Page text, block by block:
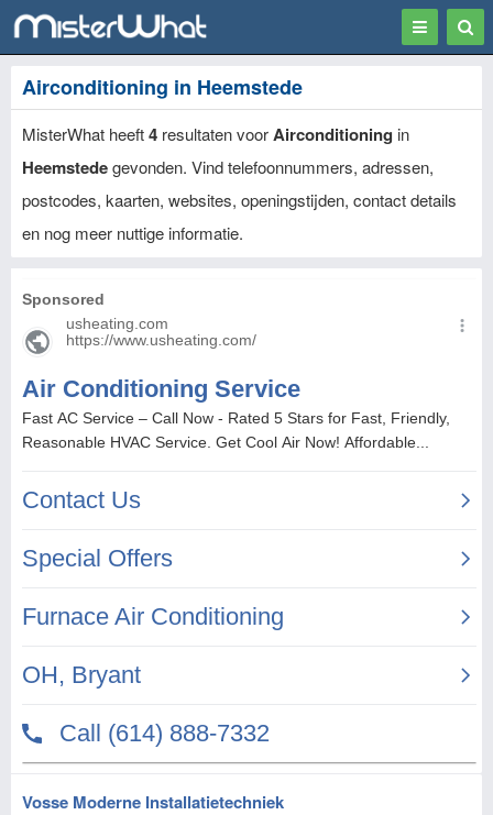
Toggle
Airconditioning in Heemstede
MisterWhat heeft4 resultaten voorAirconditioning in
Heemstedegevonden. Vind telefoonnummers, adressen,
postcodes, kaarten, websites, openingstijden, contact details
en nog meer nuttige informatie.
Vosse Moderne Installatietechniek